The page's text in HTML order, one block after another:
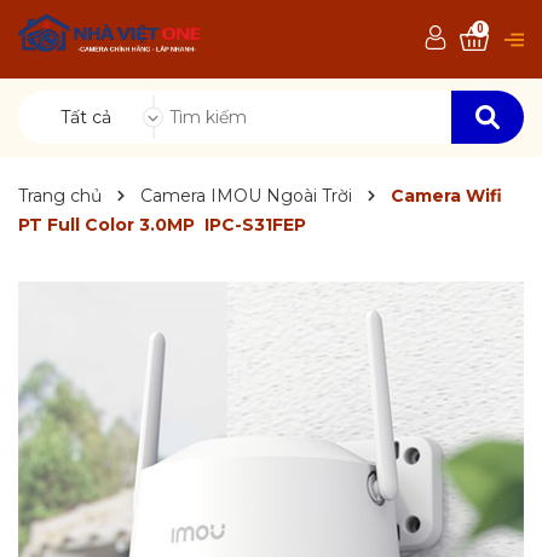
Tất cả
0
Trang chủ Camera IMOU Ngoài Trời
Camera Wifi
PT Full Color 3.0MP IPC-S31FEP